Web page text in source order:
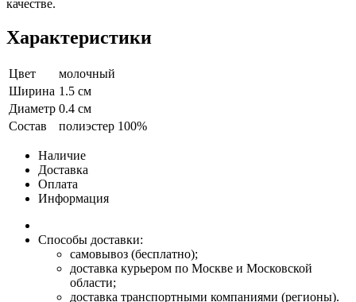
качестве.
Характеристики
Цвет
молочный
Ширина 1.5 см
Диаметр 0.4 см
Состав
полиэстер 100%
Наличие
Доставка
Оплата
Информация
Способы доставки:
самовывоз (бесплатно);
доставка курьером по Москве и Московской
области;
доставка транспортными компаниями (регионы).